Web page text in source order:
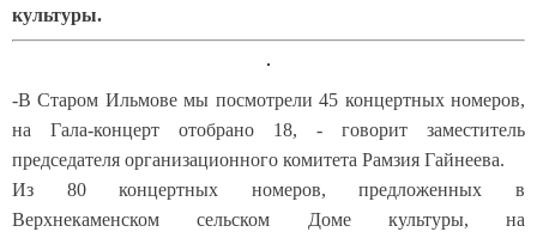
культуры.
-В Старом Ильмове мы посмотрели 45 концертных номеров,
на Гала-концерт отобрано 18, - говорит заместитель
председателя организационного комитета Рамзия Гайнеева.
Из 80 концертных номеров, предложенных в
Верхнекаменском сельском Доме культуры, на